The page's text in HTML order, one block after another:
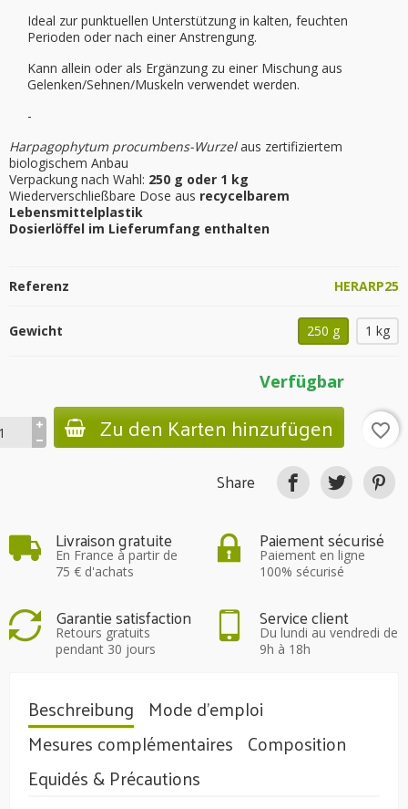
Ideal zur punktuellen Unterstützung in kalten, feuchten
Perioden oder nach einer Anstrengung.
Kann allein oder als Ergänzung zu einer Mischung aus
Gelenken/Sehnen/Muskeln verwendet werden.
-
Harpagophytum procumbens-Wurzelaus zertifiziertem
biologischem Anbau
Verpackung nach Wahl: 250 g oder 1 kg
Wiederverschließbare Dose aus recycelbarem
Lebensmittelplastik
Dosierlöffel im Lieferumfang enthalten
Referenz HERARP25
Gewicht 250 g 1 kg
Verfügbar
Zu den Karten hinzufügen favorite_border
Share
Livraison gratuite
En France à partir de
75 € d'achats
Paiement sécurisé
Paiement en ligne
100% sécurisé
Garantie satisfaction
Retours gratuits
pendant 30 jours
Service client
Du lundi au vendredi de
9h à 18h
Beschreibung Mode d'emploi
Mesures complémentaires Composition
Equidés & Précautions